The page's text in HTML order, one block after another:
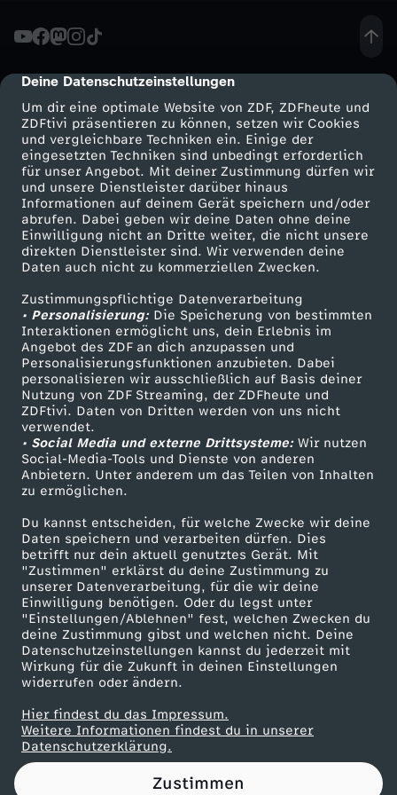
cmp-dialog-description
Deine Datenschutzeinstellungen
Um dir eine optimale Website von ZDF, ZDFheute und
ZDFtivi präsentieren zu können, setzen wir Cookies
und vergleichbare Techniken ein. Einige der
eingesetzten Techniken sind unbedingt erforderlich
für unser Angebot. Mit deiner Zustimmung dürfen wir
und unsere Dienstleister darüber hinaus
Informationen auf deinem Gerät speichern und/oder
abrufen. Dabei geben wir deine Daten ohne deine
Einwilligung nicht an Dritte weiter, die nicht unsere
direkten Dienstleister sind. Wir verwenden deine
Daten auch nicht zu kommerziellen Zwecken.
Zustimmungspflichtige Datenverarbeitung
• Personalisierung:Die Speicherung von bestimmten
Interaktionen ermöglicht uns, dein Erlebnis im
Angebot des ZDF an dich anzupassen und
Personalisierungsfunktionen anzubieten. Dabei
personalisieren wir ausschließlich auf Basis deiner
Nutzung von ZDF Streaming, der ZDFheute und
ZDFtivi. Daten von Dritten werden von uns nicht
verwendet.
• Social Media und externe Drittsysteme:Wir nutzen
Social-Media-Tools und Dienste von anderen
Anbietern. Unter anderem um das Teilen von Inhalten
zu ermöglichen.
Du kannst entscheiden, für welche Zwecke wir deine
Daten speichern und verarbeiten dürfen. Dies
betrifft nur dein aktuell genutztes Gerät. Mit
"Zustimmen" erklärst du deine Zustimmung zu
unserer Datenverarbeitung, für die wir deine
Einwilligung benötigen. Oder du legst unter
"Einstellungen/Ablehnen" fest, welchen Zwecken du
deine Zustimmung gibst und welchen nicht. Deine
Datenschutzeinstellungen kannst du jederzeit mit
Wirkung für die Zukunft in deinen Einstellungen
widerrufen oder ändern.
Hier findest du das Impressum.
Weitere Informationen findest du in unserer
Datenschutzerklärung.
Zustimmen
-
U
r
t
e
i
l
:
F
r
e
i
s
p
r
u
c
h
Mehr ZDF
ZDF-Apps
Smart TV
ZDFtext
Livestreams
Sendungen A-Z
TV-Programm
Service
ZDFmitreden
Kontakt zum ZDF
Tickets
Zuschauerservice
Hilfe
ZDF Unternehmen
Karriere
ZDF goes Schule
Werbefernsehen
Mainzelmännchen
Partner